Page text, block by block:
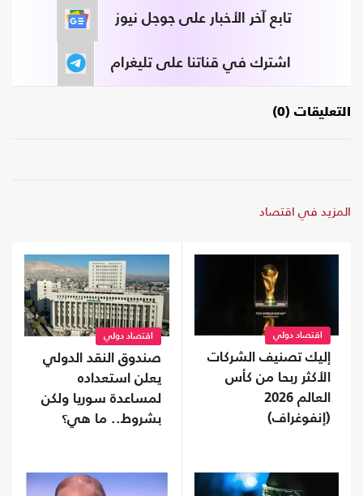
تابع آخر الأخبار على جوجل نيوز
اشترك في قناتنا على تليغرام
التعليقات (0)
المزيد في اقتصاد
اقتصاد دولي
إليك تصنيف الشركات
الأكثر ربحا من كأس
العالم 2026
(إنفوغراف)
اقتصاد دولي
صندوق النقد الدولي
يعلن استعداده
لمساعدة سوريا ولكن
بشروط.. ما هي؟